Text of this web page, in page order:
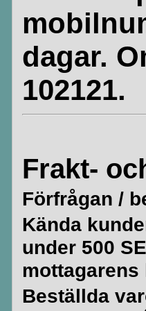
dagar.
102121.
Frakt-
Förfrågan /
Kända
under 500
Beställda